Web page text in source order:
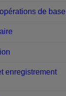
de base
enregistrement